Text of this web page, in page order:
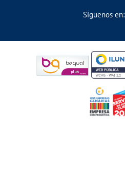
Síguenos en: